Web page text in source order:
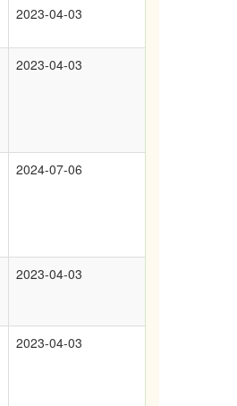
2023-04-03
2023-04-03
2024-07-06
2023-04-03
2023-04-03